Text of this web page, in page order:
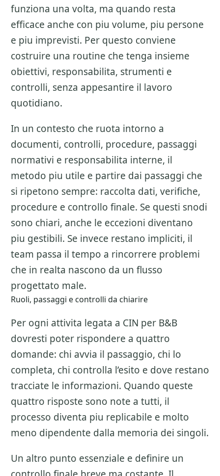
funziona una volta, ma quando resta
efficace anche con piu volume, piu persone
e piu imprevisti. Per questo conviene
costruire una routine che tenga insieme
obiettivi, responsabilita, strumenti e
controlli, senza appesantire il lavoro
quotidiano.
In un contesto che ruota intorno a
documenti, controlli, procedure, passaggi
normativi e responsabilita interne, il
metodo piu utile e partire dai passaggi che
si ripetono sempre: raccolta dati, verifiche,
procedure e controllo finale. Se questi snodi
sono chiari, anche le eccezioni diventano
piu gestibili. Se invece restano impliciti, il
team passa il tempo a rincorrere problemi
che in realta nascono da un flusso
progettato male.
Ruoli, passaggi e controlli da chiarire
Per ogni attivita legata a CIN per B&B
dovresti poter rispondere a quattro
domande: chi avvia il passaggio, chi lo
completa, chi controlla l’esito e dove restano
tracciate le informazioni. Quando queste
quattro risposte sono note a tutti, il
processo diventa piu replicabile e molto
meno dipendente dalla memoria dei singoli.
Un altro punto essenziale e definire un